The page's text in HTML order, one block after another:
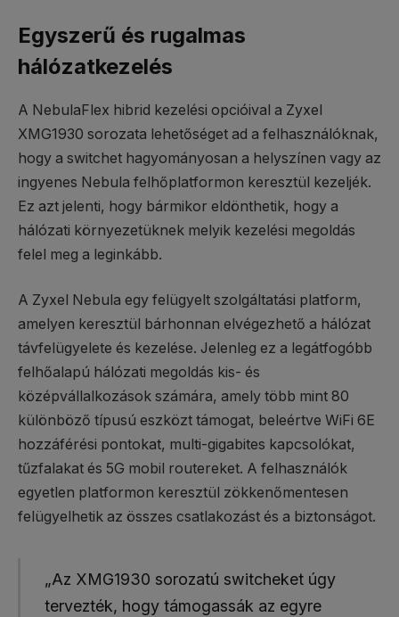
Egyszerű és rugalmas
hálózatkezelés
A NebulaFlex hibrid kezelési opcióival a Zyxel
XMG1930 sorozata lehetőséget ad a felhasználóknak,
hogy a switchet hagyományosan a helyszínen vagy az
ingyenes Nebula felhőplatformon keresztül kezeljék.
Ez azt jelenti, hogy bármikor eldönthetik, hogy a
hálózati környezetüknek melyik kezelési megoldás
felel meg a leginkább.
A Zyxel Nebula egy felügyelt szolgáltatási platform,
amelyen keresztül bárhonnan elvégezhető a hálózat
távfelügyelete és kezelése. Jelenleg ez a legátfogóbb
felhőalapú hálózati megoldás kis- és
középvállalkozások számára, amely több mint 80
különböző típusú eszközt támogat, beleértve WiFi 6E
hozzáférési pontokat, multi-gigabites kapcsolókat,
tűzfalakat és 5G mobil routereket. A felhasználók
egyetlen platformon keresztül zökkenőmentesen
felügyelhetik az összes csatlakozást és a biztonságot.
„Az XMG1930 sorozatú switcheket úgy
tervezték, hogy támogassák az egyre